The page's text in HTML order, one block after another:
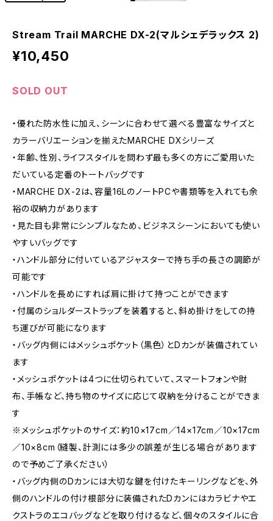
Stream Trail MARCHE DX-2(マルシェデラックス 2)
¥10,450
SOLD OUT
・優れた防水性に加え、シーンに合わせて選べる豊富なサイズと
カラーバリエーションを揃えたMARCHE DXシリーズ
・年齢、性別、ライフスタイルを問わず最も多くの方にご愛用いた
だいている定番のトートバッグです
・MARCHE DX-2は、容量16LのノートPCや書類等を入れても余
裕の収納力があります
・見た目も非常にシンプルなため、ビジネスシーンにおいても使い
やすいバッグです
・ハンドル部分に付いているアジャスターで持ち手の長さの調節が
可能です
・ハンドルを長めにすれば肩に掛けて持つことができます
・付属のショルダーストラップを装着すると、斜め掛けをしての持
ち運びが可能になります
・バッグ内側にはメッシュポケット（黒色）とDカンが装備されてい
ます
・メッシュポケットは4つに仕切られていて、スマートフォンや財
布、手帳など、持ち物のサイズに応じて収納を分けることができま
す
※メッシュポケットのサイズ：約10×17cm／14×17cm／10×17cm
／10×8cm（縫製、計測には多少の誤差が生じる場合があります
ので予めご了承ください）
・バッグ内側のDカンには大切な鍵を付けたキーリングなどを、外
側のハンドルの付け根部分に装備されたDカンにはカラビナやエ
クストラのエコバッグなどを取り付けるなど、個々のスタイルに合